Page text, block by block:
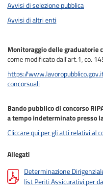
Avvisi di selezione pubblica
Avvisi di altri enti
Monitoraggio delle graduatorie
come modificato dall'art.1, co.
https://
concorsuali
Bando pubblico di concorso
a tempo indeterminato presso
Cliccare qui per gli atti relativi al
Allegati
Determinazione
list Periti Assicurativi per